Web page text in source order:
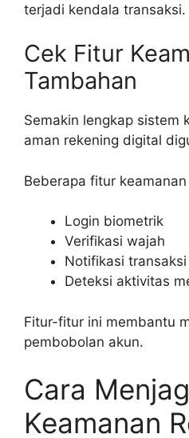
terjadi kendala transaksi.
Cek Fitur
Tambahan
Semakin lengkap sistem
aman rekening digital
Beberapa fitur
Login biometrik
Verifikasi wajah
Notifikasi
Deteksi aktivitas
Fitur-fitur ini membantu
pembobolan akun.
Cara
Keamanan